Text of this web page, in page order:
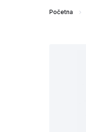
Početna